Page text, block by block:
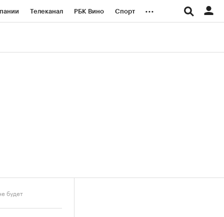
Телеканал РБК Вино Спорт ...
будет